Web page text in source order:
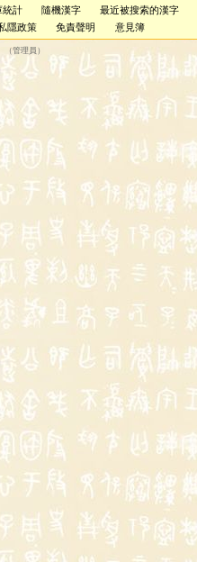
統計 隨機漢字
最近被搜索的漢字
隱政策 免責聲明 意見簿
（管理員 ）